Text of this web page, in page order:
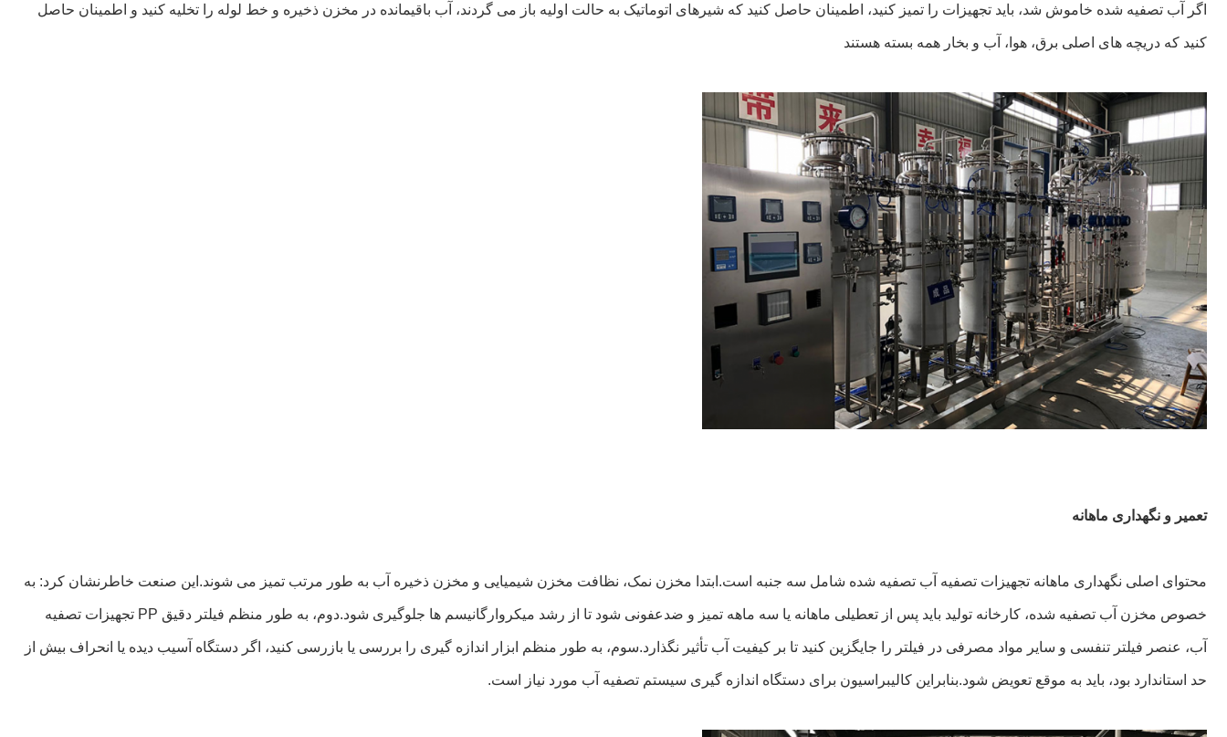
اگر آب تصفیه شده خاموش شد، باید تجهیزات را تمیز کنید، اطمینان حاصل کنید که شیرهای اتوماتیک به حالت اولیه باز می گردند، آب باقیمانده در مخزن ذخیره و خط لوله را تخلیه کنید و اطمینان حاصل
کنید که دریچه های اصلی برق، هوا، آب و بخار همه بسته هستند
تعمیر و نگهداری ماهانه
محتوای اصلی نگهداری ماهانه تجهیزات تصفیه آب تصفیه شده شامل سه جنبه است.ابتدا مخزن نمک، نظافت مخزن شیمیایی و مخزن ذخیره آب به طور مرتب تمیز می شوند.این صنعت خاطرنشان کرد: به
خصوص مخزن آب تصفیه شده، کارخانه تولید باید پس از تعطیلی ماهانه یا سه ماهه تمیز و ضدعفونی شود تا از رشد میکروارگانیسم ها جلوگیری شود.دوم، به طور منظم فیلتر دقیق PP تجهیزات تصفیه
آب، عنصر فیلتر تنفسی و سایر مواد مصرفی در فیلتر را جایگزین کنید تا بر کیفیت آب تأثیر نگذارد.سوم، به طور منظم ابزار اندازه گیری را بررسی یا بازرسی کنید، اگر دستگاه آسیب دیده یا انحراف بیش از
حد استاندارد بود، باید به موقع تعویض شود.بنابراین کالیبراسیون برای دستگاه اندازه گیری سیستم تصفیه آب مورد نیاز است.